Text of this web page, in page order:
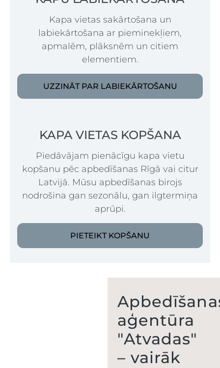
Kapa vietas sakārtošana un
labiekārtošana ar pieminekļiem,
apmalēm, plāksnēm un citiem
elementiem.
UZZINĀT PAR LABIEKĀRTOŠANU
KAPA VIETAS KOPŠANA
Piedāvājam pienācīgu kapa vietu
kopšanu pēc apbedīšanas Rīgā vai citur
Latvijā. Mūsu apbedīšanas birojs
nodrošina gan sezonālu, gan ilgtermiņa
aprūpi.
PIETEIKT KOPŠANU
aģentūra
"Atvadas"
– vairāk